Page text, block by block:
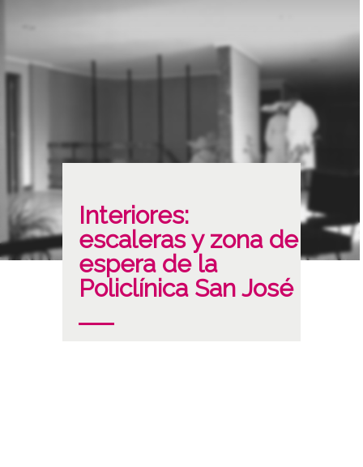
Interiores:
escaleras y zona de
espera de la
Policlínica San José